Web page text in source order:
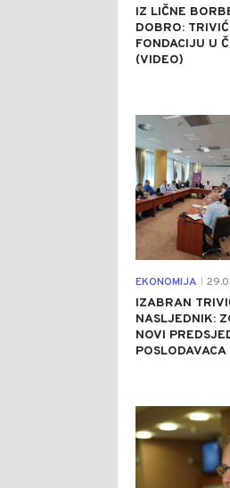
IZ LIČNE
DOBRO:
FONDACIJU U
(VIDEO)
EKONOMIJA
IZABRAN
NASLJEDNIK:
NOVI
POSLODAVACA